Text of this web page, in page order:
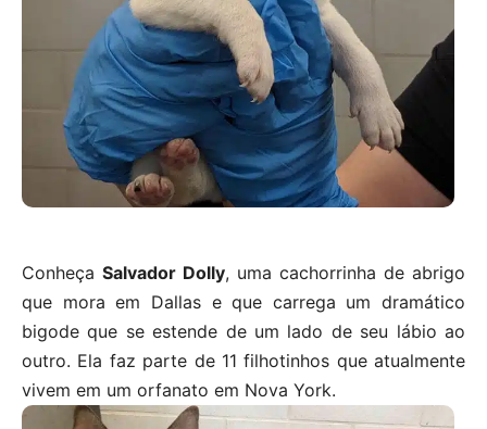
Conheça Salvador Dolly, uma cachorrinha de abrigo
que mora em Dallas e que carrega um dramático
bigode que se estende de um lado de seu lábio ao
outro. Ela faz parte de 11 filhotinhos que atualmente
vivem em um orfanato em Nova York.